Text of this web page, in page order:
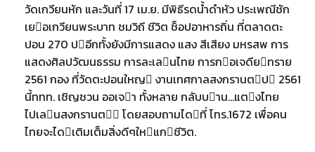
วัดเกวียนหัก และวันที่ 17 เม.ย. มีพิธีรดนํ้าดําหัว ประเพณีชัก
เยอเกวียนพระบาท ชมวิถี ชีวิต ช็อปอาหารถิ่น ที่ตลาดตะ
ปอน 270 ปอีกทั้งยังมีการแสดง แสง สีเสียง มหรสพ การ
แสดงศิลปวัฒนธรรม การละเลนไทย การกอเจดียทราย
2561 กอง ที่วัดตะปอนใหญ งานเทศกาลสงกรานตป 2561
นี้ททท. เชิญชวน ออเจา ทั้งหลาย กลับบาน…แตงไทย
ไปเลนสงกรานต โดยสอบถามไดที่ โทร.1672 เพื่อคน
ไทยจะไดเติมเต็มสิ่งดีๆใหแกชีวิต.